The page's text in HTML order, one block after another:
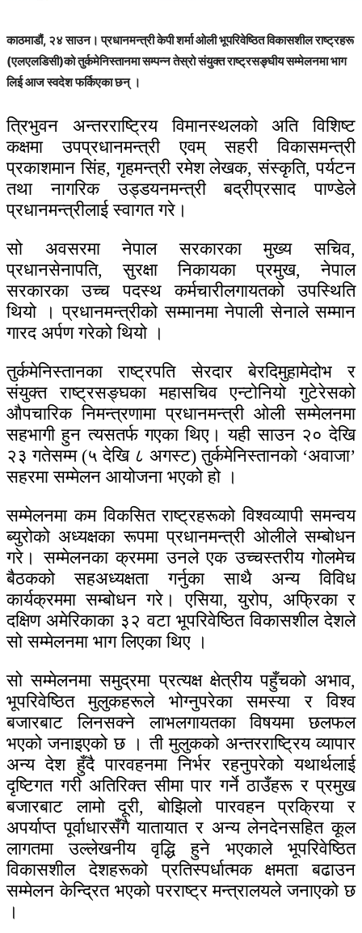
काठमाडौं, २४ साउन। प्रधानमन्त्री केपी शर्मा ओली भूपरिवेष्ठित विकासशील राष्ट्रहरू
(एलएलडिसी)को तुर्कमेनिस्तानमा सम्पन्न तेस्रो संयुक्त राष्ट्रसङ्घीय सम्मेलनमा भाग
लिई आज स्वदेश फर्किएका छन् ।
त्रिभुवन अन्तरराष्ट्रिय विमानस्थलको अति विशिष्ट
कक्षमा उपप्रधानमन्त्री एवम् सहरी विकासमन्त्री
प्रकाशमान सिंह, गृहमन्त्री रमेश लेखक, संस्कृति, पर्यटन
तथा नागरिक उड्डयनमन्त्री बद्रीप्रसाद पाण्डेले
प्रधानमन्त्रीलाई स्वागत गरे।
सो अवसरमा नेपाल सरकारका मुख्य सचिव,
प्रधानसेनापति, सुरक्षा निकायका प्रमुख, नेपाल
सरकारका उच्च पदस्थ कर्मचारीलगायतको उपस्थिति
थियो । प्रधानमन्त्रीको सम्मानमा नेपाली सेनाले सम्मान
गारद अर्पण गरेको थियो ।
तुर्कमेनिस्तानका राष्ट्रपति सेरदार बेरदिमुहामेदोभ र
संयुक्त राष्ट्रसङ्घका महासचिव एन्टोनियो गुटेरेसको
औपचारिक निमन्त्रणामा प्रधानमन्त्री ओली सम्मेलनमा
सहभागी हुन त्यसतर्फ गएका थिए। यही साउन २० देखि
२३ गतेसम्म (५ देखि ८ अगस्ट) तुर्कमेनिस्तानको ‘अवाजा’
सहरमा सम्मेलन आयोजना भएको हो ।
सम्मेलनमा कम विकसित राष्ट्रहरूको विश्वव्यापी समन्वय
ब्युरोको अध्यक्षका रूपमा प्रधानमन्त्री ओलीले सम्बोधन
गरे। सम्मेलनका क्रममा उनले एक उच्चस्तरीय गोलमेच
बैठकको सहअध्यक्षता गर्नुका साथै अन्य विविध
कार्यक्रममा सम्बोधन गरे। एसिया, युरोप, अफ्रिका र
दक्षिण अमेरिकाका ३२ वटा भूपरिवेष्ठित विकासशील देशले
सो सम्मेलनमा भाग लिएका थिए ।
सो सम्मेलनमा समुद्रमा प्रत्यक्ष क्षेत्रीय पहुँचको अभाव,
भूपरिवेष्ठित मुलुकहरूले भोग्नुपरेका समस्या र विश्व
बजारबाट लिनसक्ने लाभलगायतका विषयमा छलफल
भएको जनाइएको छ । ती मुलुकको अन्तरराष्ट्रिय व्यापार
अन्य देश हुँदै पारवहनमा निर्भर रहनुपरेको यथार्थलाई
दृष्टिगत गरी अतिरिक्त सीमा पार गर्ने ठाउँहरू र प्रमुख
बजारबाट लामो दूरी, बोझिलो पारवहन प्रक्रिया र
अपर्याप्त पूर्वाधारसँगै यातायात र अन्य लेनदेनसहित कूल
लागतमा उल्लेखनीय वृद्धि हुने भएकाले भूपरिवेष्ठित
विकासशील देशहरूको प्रतिस्पर्धात्मक क्षमता बढाउन
सम्मेलन केन्द्रित भएको परराष्ट्र मन्त्रालयले जनाएको छ
।